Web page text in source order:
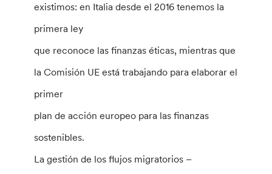
existimos: en Italia desde el 2016 tenemos la
primera ley
que reconoce las finanzas éticas, mientras que
la Comisión UE está trabajando para elaborar el
primer
plan de acción europeo para las finanzas
sostenibles.
La gestión de los flujos migratorios –